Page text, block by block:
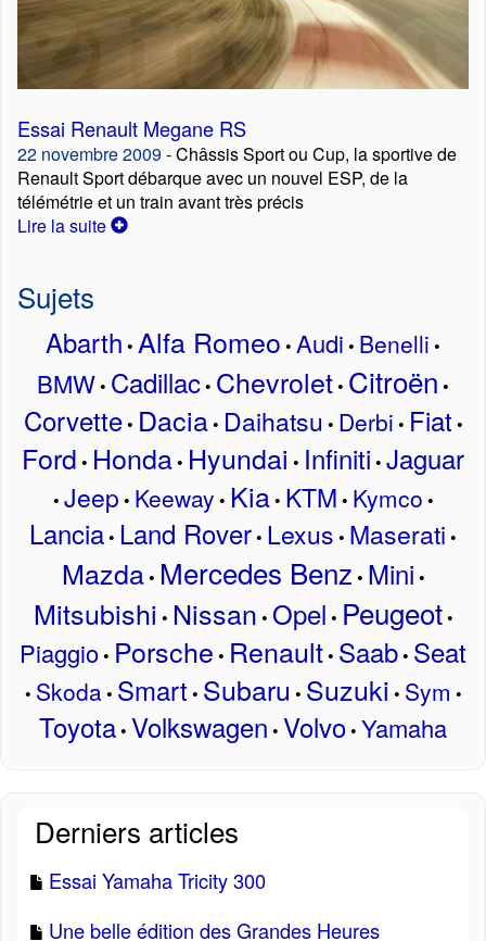
Essai Renault Megane RS
22 novembre 2009- Châssis Sport ou Cup, la sportive de
Renault Sport débarque avec un nouvel ESP, de la
télémétrie et un train avant très précis
Lire la suite
Sujets
Abarth • Alfa Romeo • Audi • Benelli •
BMW• Cadillac• Chevrolet• Citroën •
Corvette• Dacia• Daihatsu • Derbi • Fiat •
Ford • Honda• Hyundai • Infiniti • Jaguar
• Jeep • Keeway • Kia• KTM • Kymco •
Lancia• Land Rover• Lexus • Maserati •
Mazda• Mercedes Benz • Mini •
Mitsubishi • Nissan • Opel • Peugeot•
Piaggio• Porsche • Renault• Saab• Seat
• Skoda• Smart • Subaru • Suzuki • Sym •
Toyota• Volkswagen • Volvo• Yamaha
Derniers articles
Essai Yamaha Tricity 300
Une belle édition des Grandes Heures